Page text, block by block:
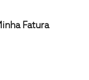
Fatura